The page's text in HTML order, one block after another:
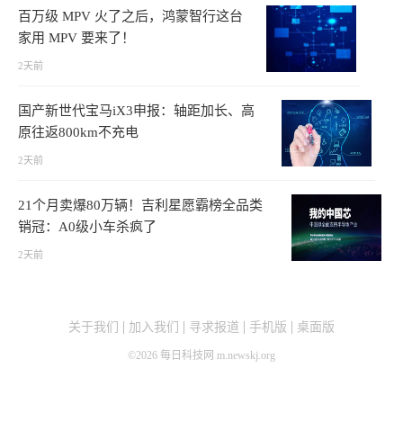
百万级 MPV 火了之后，鸿蒙智行这台
家用 MPV 要来了！
2天前
国产新世代宝马iX3申报：轴距加长、高
原往返800km不充电
2天前
21个月卖爆80万辆！吉利星愿霸榜全品类
销冠：A0级小车杀疯了
2天前
关于我们 加入我们 寻求报道 手机版 桌面版
©2026 每日科技网 m.newskj.org